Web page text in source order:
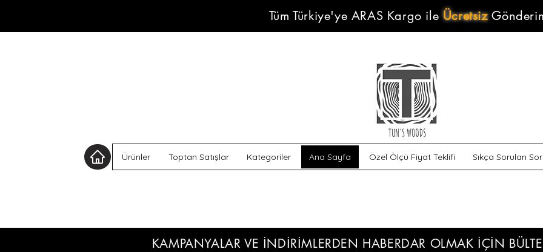
Tüm Türkiye'ye ARAS Kargo ileÜcretsiz
Ürünler Toptan Satışlar Kategoriler Ana Sayfa Özel Ölçü Fiyat Teklifi Sıkça Sorulan
KAMPANYALAR VE İNDİRİMLERDEN HABERDAR OLMAK İÇİN